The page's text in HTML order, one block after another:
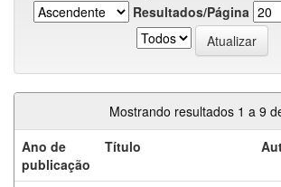
Resultados/Página
Mostrando resultados 1 a 9
Ano de
publicação
Título